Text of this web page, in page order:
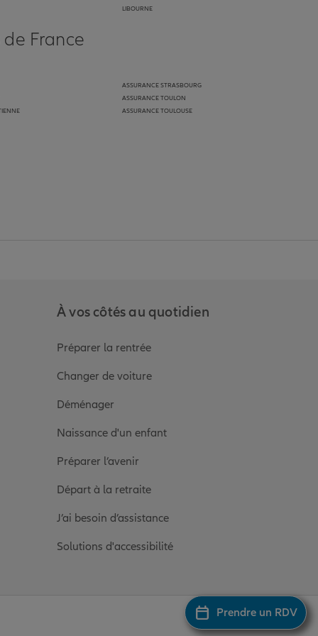
Prendre un RDV
LIBOURNE
France
ASSURANCE STRASBOURG
ASSURANCE TOULON
ASSURANCE TOULOUSE
de Allianzde Allianz
la page Instagram de Allianz
À vos côtés au quotidien
Préparer la rentrée
Changer de voiture
Déménager
Naissance d'un enfant
Préparer l’avenir
Départ à la retraite
J’ai besoin d’assistance
Solutions d'accessibilité